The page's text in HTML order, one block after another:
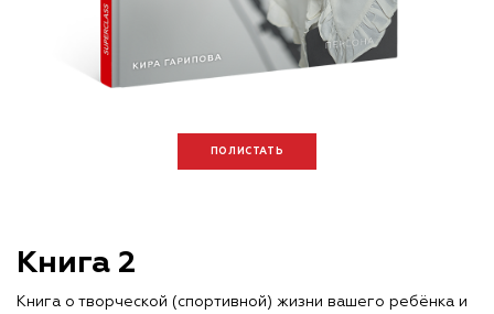
ПОЛИСТАТЬ
Книга 2
Книга о творческой (спортивной) жизни вашего ребёнка и